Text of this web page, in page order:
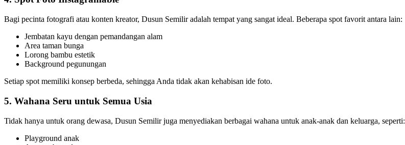
Bagi pecinta fotografi atau konten kreator, Dusun Semilir adalah tempat yang sangat ideal. Beberapa spot favorit antara lain:
Jembatan kayu dengan pemandangan alam
Area taman bunga
Lorong bambu estetik
Background pegunungan
Setiap spot memiliki konsep berbeda, sehingga Anda tidak akan kehabisan ide foto.
5. Wahana Seru untuk Semua Usia
Tidak hanya untuk orang dewasa, Dusun Semilir juga menyediakan berbagai wahana untuk anak-anak dan keluarga, seperti:
Playground anak